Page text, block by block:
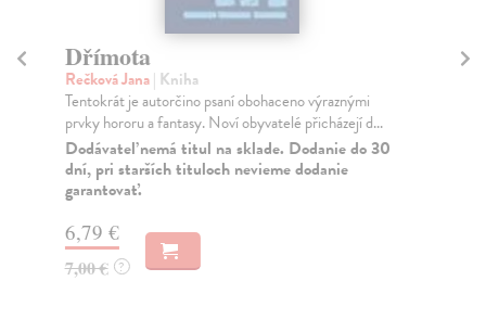
Dřímota
Rečková Jana| Kniha
Tentokrát je autorčino psaní obohaceno výraznými
prvky hororu a fantasy. Noví obyvatelé přicházejí d...
Dodávateľ nemá titul na sklade. Dodanie do 30
dní, pri starších tituloch nevieme dodanie
garantovať.
6,79 €
7,00 € ?